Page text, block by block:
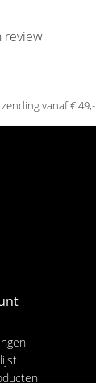
review
vanaf € 49,-